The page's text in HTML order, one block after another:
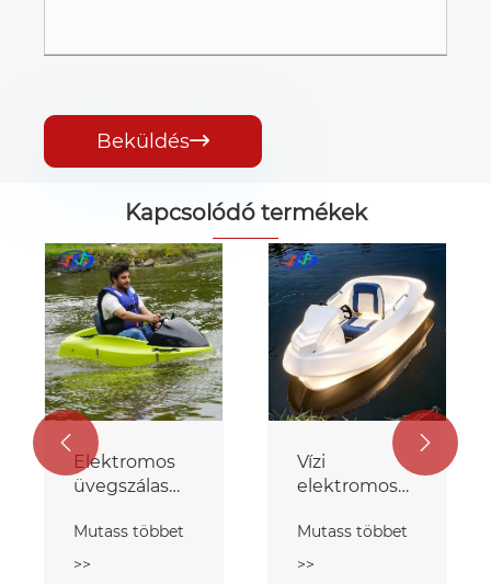
Beküldés
Kapcsolódó termékek
Elektromos
üvegszálas
Mutass többet
>>
Vízi
elektromos
gokart
Mutass többet
>>
 